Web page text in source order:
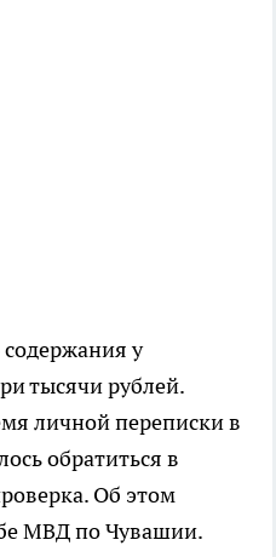
у
тысячи рублей.
личной переписки в
обратиться в
Об этом
МВД по Чувашии.